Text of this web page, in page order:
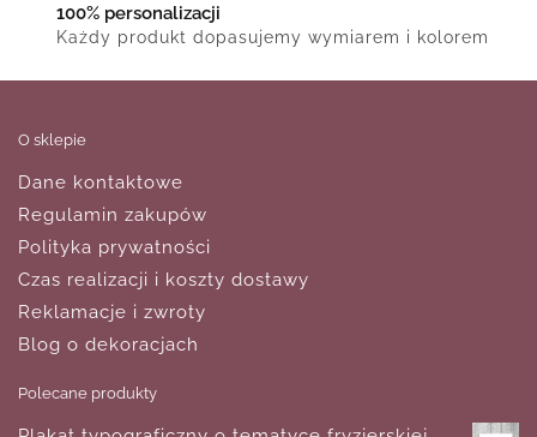
100% personalizacji
Każdy produkt dopasujemy wymiarem i kolorem
O sklepie
Dane kontaktowe
Regulamin zakupów
Polityka prywatności
Czas realizacji i koszty dostawy
Reklamacje i zwroty
Blog o dekoracjach
Polecane produkty